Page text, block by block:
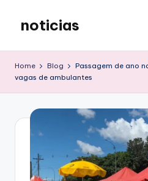
content
noticias
Home Blog
Passagem de ano
vagas de ambulantes